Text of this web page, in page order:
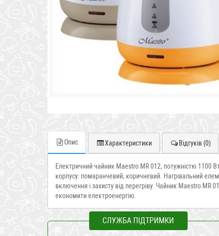
Опис Характеристики Відгуків (0)
Електричний чайник Maestro MR 012, потужністю 1100
корпусу: помаранчевий, коричневий. Нагрівальний
включення і захисту від перегріву. Чайник Maestro MR
економити електроенергію.
СЛУЖБА ПІДТРИМКИ